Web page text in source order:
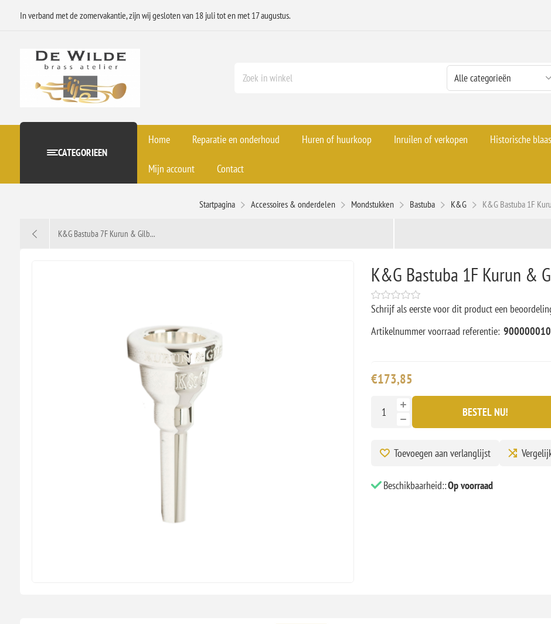
In verband met de zomervakantie, zijn wij gesloten van 18 juli tot en met 17 augustus.
CATEGORIEEN
Home Reparatie en onderhoud Huren of huurkoop Inruilen of verkopen Historische
Mijn account Contact
Startpagina Accessoires & onderdelen Mondstukken Bastuba K&G K&G Bastuba 1F
K&G Bastuba 7F Kurun & Gilb...
K&G Bastuba 1F Kurun &
Schrijf als eerste voor dit product een
Artikelnummer voorraad referentie:
€173,85
BESTEL NU!
Toevoegen aan verlanglijst
Beschikbaarheid::Op voorraad